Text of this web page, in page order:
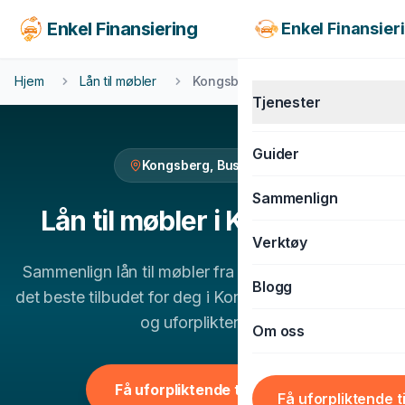
Enkel Finansiering Enkel
Tjenester
MC-lån
BOLIG & LIVSSTIL
Guider
Sammenlign
Verktøy
Blogg
Om oss
Få uforpliktende
Hjem Lån til møbler Kongsberg
Kongsberg Buskerud
Lån til møbler i Kongsberg
Sammenlign lån til møblerfra flere banker og finn
det beste tilbudet for deg i Kongsberg
og uforpliktende.
Få uforpliktende tilbud